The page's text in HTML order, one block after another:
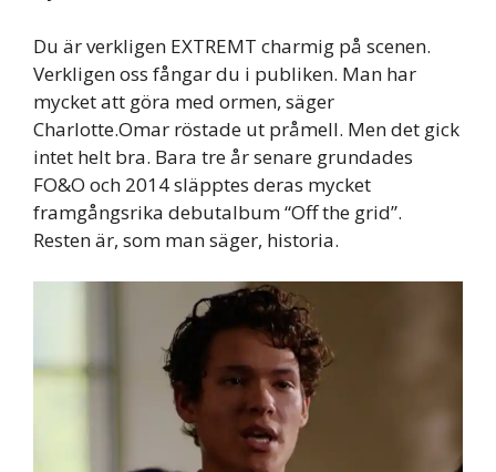
Du är verkligen EXTREMT charmig på scenen.
Verkligen oss fångar du i publiken. Man har
mycket att göra med ormen, säger
Charlotte.Omar röstade ut pråmell. Men det gick
intet helt bra. Bara tre år senare grundades
FO&O och 2014 släpptes deras mycket
framgångsrika debutalbum “Off the grid”.
Resten är, som man säger, historia.